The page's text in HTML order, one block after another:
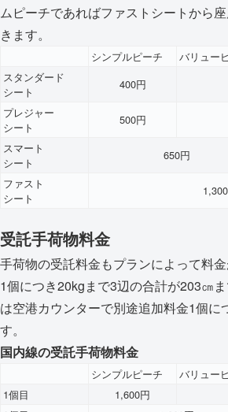
ムピーチであればファストシートから
きます。
シンプルピーチ バリュー
スタンダード
シート
400円
プレジャー
シート
500円
スマート
シート
650円
ファスト
シート
受託手荷物料金
手荷物の受託料金もプランによって料金
1個につき20kgまで3辺の合計が203㎝
は空港カウンターで別途追加料金1個に
す。
国内線の受託手荷物料金
シンプルピーチ バリュー
1個目
1,600円